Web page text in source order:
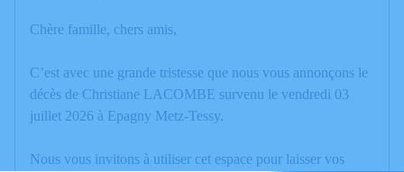
Chère famille, chers amis,
C’est avec une grande tristesse que nous vous annonçons le
décès de Christiane LACOMBE survenu le vendredi 03
juillet 2026 à Epagny Metz-Tessy.
Nous vous invitons à utiliser cet espace pour laisser vos